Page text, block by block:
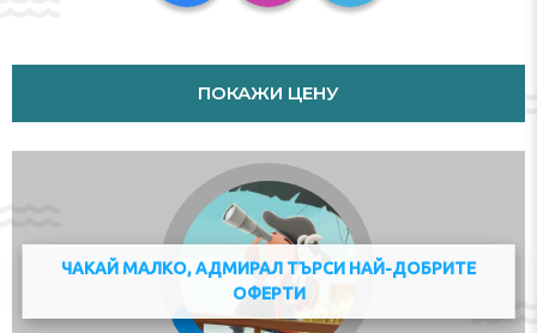
Sports/Entertainment
pool. It is also possible to use the sun loungers on the sun terrace.
2004 - 2017. Multilingual, powered by www.giata.com for client no.
Meals
Half board is bookable. Breakfast and dinner are available.
Адрес:Avenida de los Estados Unidos (E.E.U.U.) 20,
ПОКАЖИ ЦЕНУ
ЧАКАЙ МАЛКО, АДМИРАЛ ТЪРСИ НАЙ-ДОБРИТЕ
ОФЕРТИ